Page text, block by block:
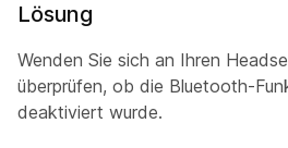
Lösung
Wenden Sie sich an Ihren
überprüfen, ob die Bluetooth-
deaktiviert wurde.